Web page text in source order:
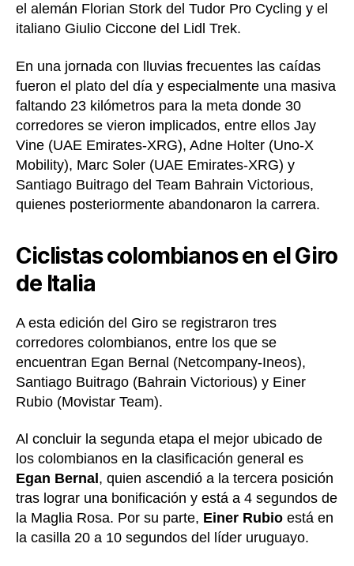
el alemán Florian Stork del Tudor Pro Cycling y el
italiano Giulio Ciccone del Lidl Trek.
En una jornada con lluvias frecuentes las caídas
fueron el plato del día y especialmente una masiva
faltando 23 kilómetros para la meta donde 30
corredores se vieron implicados, entre ellos Jay
Vine (UAE Emirates-XRG), Adne Holter (Uno-X
Mobility), Marc Soler (UAE Emirates-XRG) y
Santiago Buitrago del Team Bahrain Victorious,
quienes posteriormente abandonaron la carrera.
Ciclistas colombianos en el Giro
de Italia
A esta edición del Giro se registraron tres
corredores colombianos, entre los que se
encuentran Egan Bernal (Netcompany-Ineos),
Santiago Buitrago (Bahrain Victorious) y Einer
Rubio (Movistar Team).
Al concluir la segunda etapa el mejor ubicado de
los colombianos en la clasificación general es
Egan Bernal , quien ascendió a la tercera posición
tras lograr una bonificación y está a 4 segundos de
la Maglia Rosa. Por su parte, Einer Rubio está en
la casilla 20 a 10 segundos del líder uruguayo.